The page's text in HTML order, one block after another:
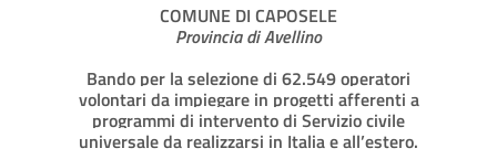
COMUNE DI CAPOSELE
Provincia di Avellino
Bando per la selezione di 62.549 operatori
volontari da impiegare in progetti afferenti a
programmi di intervento di Servizio civile
universale da realizzarsi in Italia e all’estero.